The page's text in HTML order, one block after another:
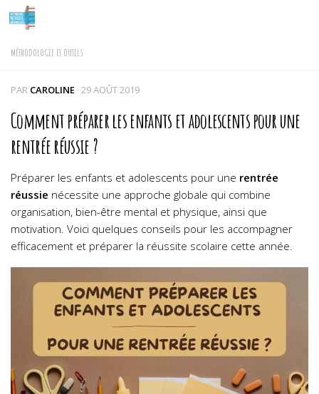
Skip to content
MÉTHODOLOGIE ET OUTILS
PAR CAROLINE · 29 AOÛT 2019
Comment préparer les enfants et adolescents pour une
rentrée réussie ?
Préparer les enfants et adolescents pour une rentrée
réussie nécessite une approche globale qui combine
organisation, bien-être mental et physique, ainsi que
motivation. Voici quelques conseils pour les accompagner
efficacement et préparer la réussite scolaire cette année.